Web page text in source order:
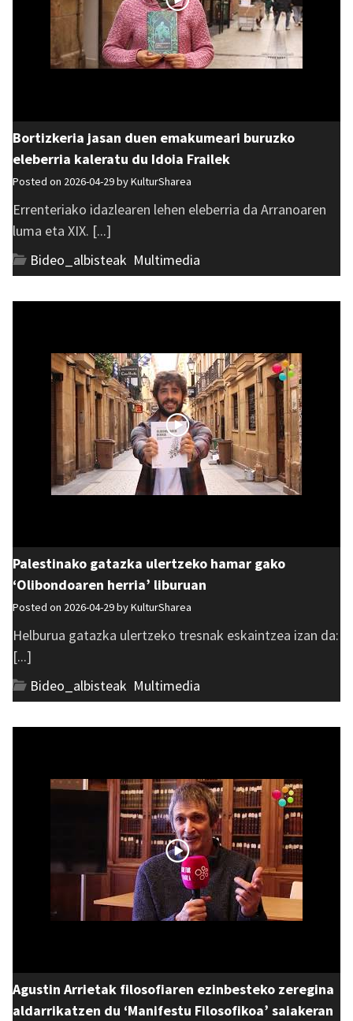
Bortizkeria jasan duen emakumeari buruzko
eleberria kaleratu du Idoia Frailek
Posted on 2026-04-29 byKulturSharea
Errenteriako idazlearen lehen eleberria da Arranoaren
luma eta XIX. [...]
Bideo_albisteak Multimedia
Palestinako gatazka ulertzeko hamar gako
‘Olibondoaren herria’ liburuan
Posted on 2026-04-29 byKulturSharea
Helburua gatazka ulertzeko tresnak eskaintzea izan da:
[...]
Bideo_albisteak Multimedia
Agustin Arrietak filosofiaren ezinbesteko zeregina
aldarrikatzen du ‘Manifestu Filosofikoa’ saiakeran